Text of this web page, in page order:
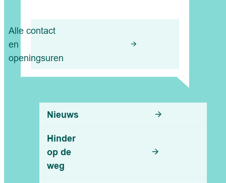
Alle contact
en
openingsuren
Nuttige links
Nieuws
Hinder
op de
weg